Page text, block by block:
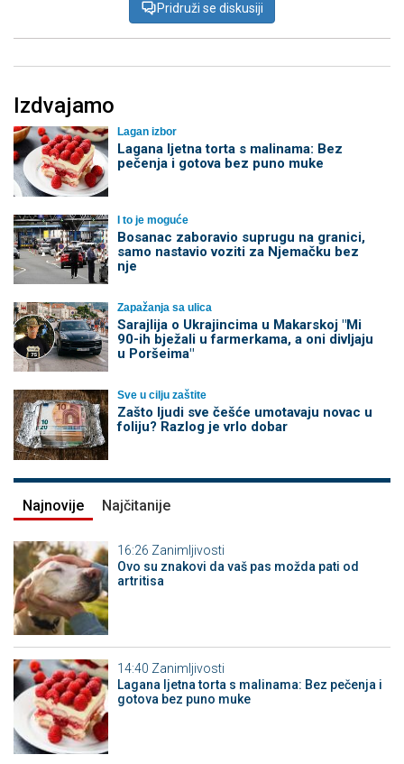
Pridruži se diskusiji
Izdvajamo
Lagan izbor
Lagana ljetna torta s malinama: Bez
pečenja i gotova bez puno muke
I to je moguće
Bosanac zaboravio suprugu na granici,
samo nastavio voziti za Njemačku bez
nje
Zapažanja sa ulica
Sarajlija o Ukrajincima u Makarskoj "Mi
90-ih bježali u farmerkama, a oni divljaju
u Poršeima"
Sve u cilju zaštite
Zašto ljudi sve češće umotavaju novac u
foliju? Razlog je vrlo dobar
Najnovije Najčitanije
16:26 Zanimljivosti
Ovo su znakovi da vaš pas možda pati od
artritisa
14:40 Zanimljivosti
Lagana ljetna torta s malinama: Bez pečenja i
gotova bez puno muke